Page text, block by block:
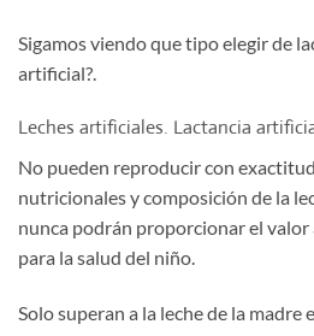
Sigamos viendo que tipo elegir de
artificial?.
Leches artificiales. Lactancia
No pueden reproducir con
nutricionales y composición de la
nunca podrán proporcionar el
para la salud del niño.
Solo superan a la leche de la